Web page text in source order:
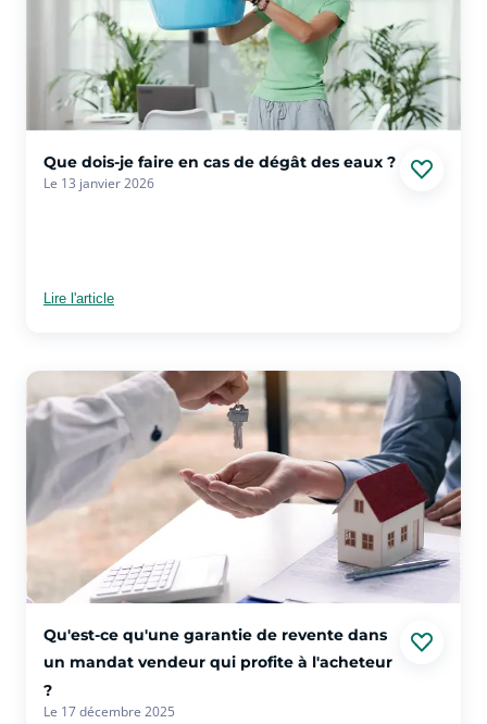
Que dois-je faire en cas de dégât des eaux ?
Le 13 janvier 2026
voir plus sur l'article Que dois-je faire en cas de dégât des
Lire l'article
Qu'est-ce qu'une garantie de revente dans
un mandat vendeur qui profite à l'acheteur
?
Le 17 décembre 2025
voir plus sur l'article Qu'est-ce qu'une garantie de revente